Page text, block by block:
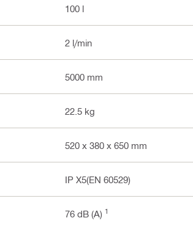
100 l
2 l/min
5000 mm
22.5 kg
520 x 380 x 650 mm
IP X5(EN 60529)
76 dB (A) 1